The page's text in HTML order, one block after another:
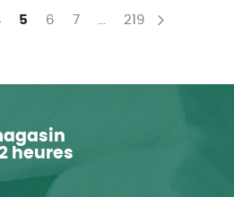
You're currently reading page
5 Page
6 Page
7 ... Page
219
heures